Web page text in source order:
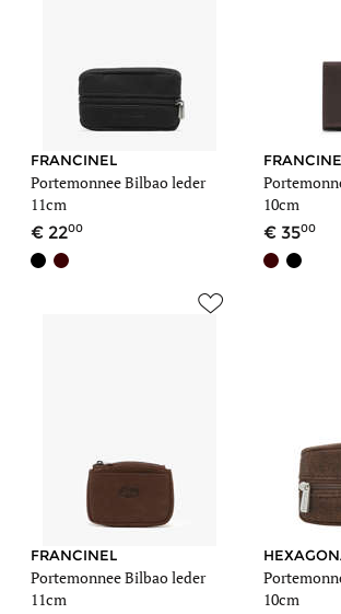
FRANCINEL
Portemonnee Bilbao leder
11cm
2200
10cm
3500
FRANCINEL
Portemonnee Bilbao leder
11cm
10cm